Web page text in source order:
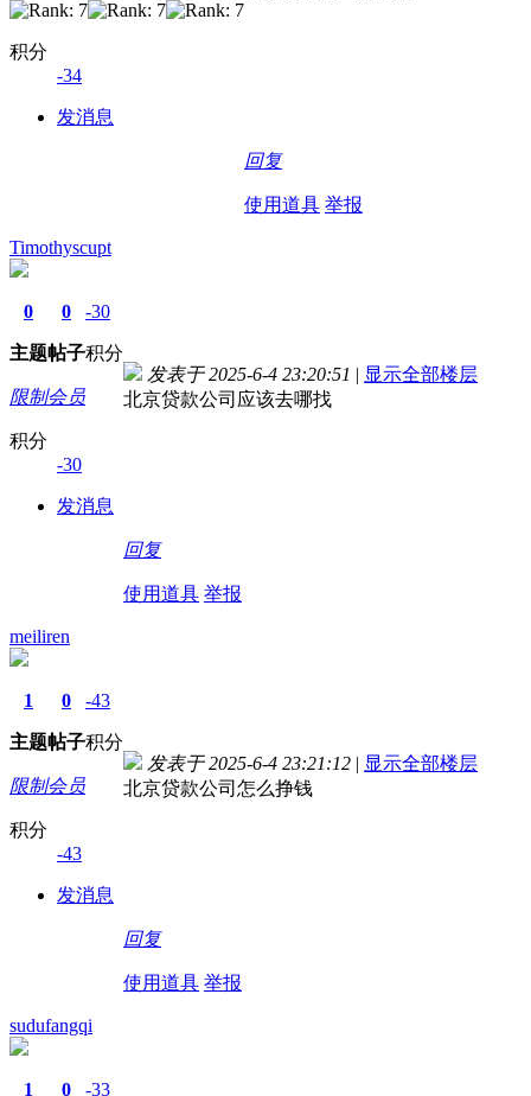
积分
-34
发消息
回复
使用道具 举报
Timothyscupt
0
主题
0
帖子
-30
积分
限制会员
积分
-30
发消息
发表于 2025-6-4 23:20:51 | 显示全部楼层
北京贷款公司应该去哪找
回复
使用道具 举报
meiliren
1
主题
0
帖子
-43
积分
限制会员
积分
-43
发消息
发表于 2025-6-4 23:21:12 | 显示全部楼层
北京贷款公司怎么挣钱
回复
使用道具 举报
sudufangqi
1 0 -33